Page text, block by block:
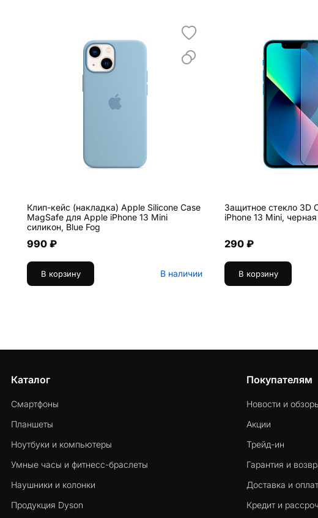
Клип-кейс (накладка) Apple Silicone Case
MagSafe для Apple iPhone 13 Mini
силикон, Blue Fog
990 ₽
В корзину В наличии
Защитное стекло 3D
iPhone 13 Mini,
290 ₽
В корзину
Каталог
Смартфоны
Планшеты
Ноутбуки и компьютеры
Умные часы и фитнесс-браслеты
Наушники и колонки
Продукция Dyson
Покупателям
Новости и
Акции
Трейд-ин
Гарантия и
Доставка и
Кредит и